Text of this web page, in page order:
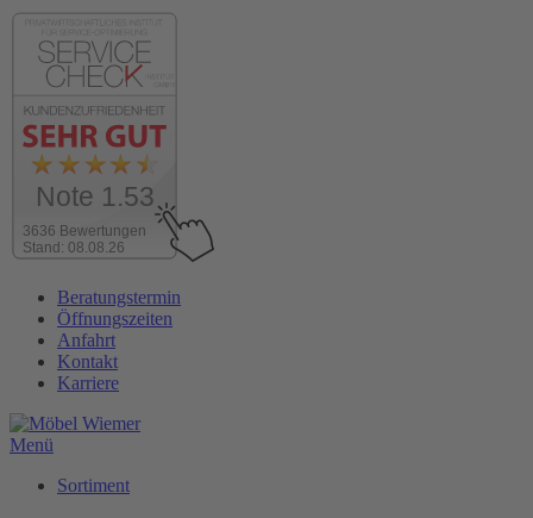
3636 Bewertungen
Stand: 08.08.26
Note 1.53
Inhalt
wechseln
Beratungstermin
Öffnungszeiten
Anfahrt
Kontakt
Karriere
Menü
Sortiment